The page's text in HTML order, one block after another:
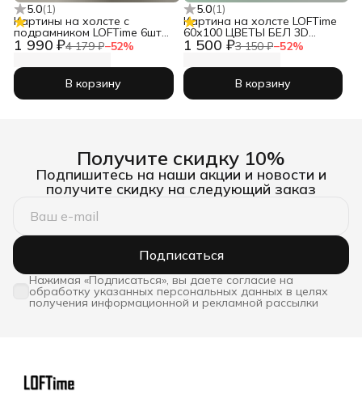
5.0(1)
1 990 ₽4 179 ₽−52%
Картины на холсте с
подрамником LOFTime 6шт
БЕРЕГ В КОРИЧНЕВЫХ
ТОНАХ К-286-3040
В корзину
5.0(1)
1 500 ₽3 150 ₽−52%
Картина на холсте LOFTime
60х100 ЦВЕТЫ БЕЛ 3D
КБ-671-60100
В корзину
Получите скидку 10%
Подпишитесь на наши акции и новости и
получите скидку на следующий заказ
Подписаться
Нажимая «Подписаться», вы даете согласие на
обработку указанных персональных данных в целях
получения информационной и рекламной рассылки